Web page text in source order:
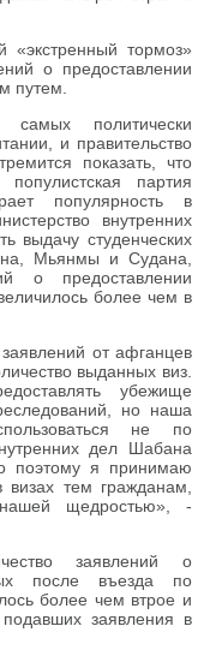
«экстренный тормоз»
о предоставлении
путем.
политически
и правительство
показать, что
партия
популярность в
внутренних
выдачу студенческих
Мьянмы и Судана,
о предоставлении
более чем в
от афганцев
выданных виз.
убежище
но наша
не по
дел Шабана
поэтому я принимаю
визах тем гражданам,
нашей щедростью», -
заявлений о
после въезда по
более чем втрое и
заявления в